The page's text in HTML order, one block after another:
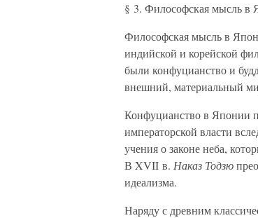
§ 3. Философская мысль в
Философская мысль в
индийской и корейской
были конфуцианство и
внешний, материальный
Конфуцианство в Японии
императорской власти
учения о законе неба,
В XVII в. Наказ Тодзю
идеализма.
Наряду с древним